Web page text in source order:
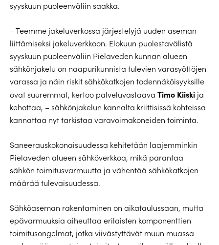
syyskuun puoleenväliin saakka.
– Teemme jakeluverkossa järjestelyjä uuden aseman
liittämiseksi jakeluverkkoon. Elokuun puolestavälistä
syyskuun puoleenväliin Pielaveden kunnan alueen
sähkönjakelu on naapurikunnista tulevien varasyöttöjen
varassa ja näin riskit sähkökatkojen todennäköisyyksille
ovat suuremmat, kertoo palveluvastaava Timo Kiiski ja
kehottaa, – sähkönjakelun kannalta kriittisissä kohteissa
kannattaa nyt tarkistaa varavoimakoneiden toiminta.
Saneerauskokonaisuudessa kehitetään laajemminkin
Pielaveden alueen sähköverkkoa, mikä parantaa
sähkön toimitusvarmuutta ja vähentää sähkökatkojen
määrää tulevaisuudessa.
Sähköaseman rakentaminen on aikataulussaan, mutta
epävarmuuksia aiheuttaa erilaisten komponenttien
toimitusongelmat, jotka viivästyttävät muun muassa